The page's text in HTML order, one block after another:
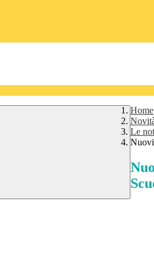
Home
Le